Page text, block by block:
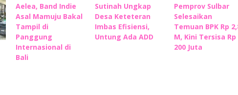
Aelea, Band Indie
Asal Mamuju Bakal
Tampil di
Panggung
Internasional di
Bali
Sutinah Ungkap
Desa Keteteran
Imbas Efisiensi,
Untung Ada ADD
Pemprov Sulbar
Selesaikan
Temuan BPK Rp
M, Kini Tersisa Rp
200 Juta